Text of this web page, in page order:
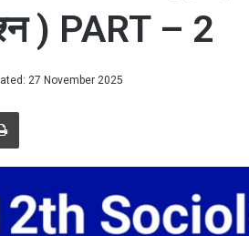
) PART – 2
27 November 2025
Print